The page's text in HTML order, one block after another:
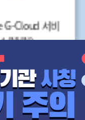
우드메이트 N
for 네이버
우드메이트